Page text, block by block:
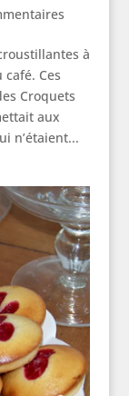
à
Ces
Croquets
aux
n’étaient...